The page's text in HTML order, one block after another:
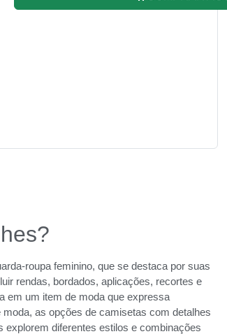
roupa feminino, que se destaca por suas
rendas, bordados, aplicações, recortes e
em um item de moda que expressa
as opções de camisetas com detalhes
diferentes estilos e combinações